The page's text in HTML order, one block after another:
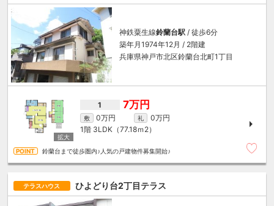
神鉄粟生線鈴蘭台駅 / 徒歩6分
築年月1974年12月 / 2階建
兵庫県神戸市北区鈴蘭台北町1丁目
1 7万円
敷 0万円 礼
0万円
1階 3LDK（77.18ｍ 2）
鈴蘭台まで徒歩圏内♪人気の戸建物件募集開始♪
テラスハウス ひよどり台2丁目テラス